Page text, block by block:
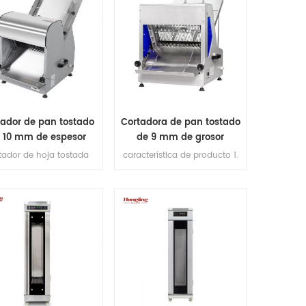
de pan tostado
mm de espesor
de hoja tostada
pero si tiene otros
contáctenos para
sus rebanadoras
Cortadora de pan tostado
de 9 mm de grosor
característica de producto 1.
2.max longitud de pan
380mm. 3.Capacidad de
producción 200-300pcs / h.
4. motor de cobre en el
inoxidable 6. espesor de
corte: 10 mm